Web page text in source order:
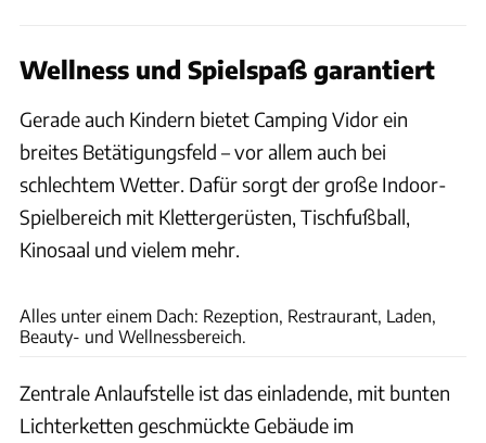
Wellness und Spielspaß garantiert
Gerade auch Kindern bietet Camping Vidor ein
breites Betätigungsfeld – vor allem auch bei
schlechtem Wetter. Dafür sorgt der große Indoor-
Spielbereich mit Klettergerüsten, Tischfußball,
Kinosaal und vielem mehr.
Alles unter einem Dach: Rezeption, Restraurant, Laden,
Beauty- und Wellnessbereich.
Zentrale Anlaufstelle ist das einladende, mit bunten
Lichterketten geschmückte Gebäude im